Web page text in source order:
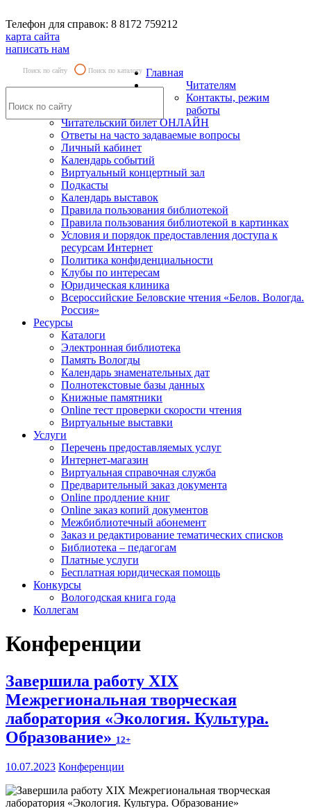
Телефон для справок: 8 8172 759212
карта сайта
написать нам
Поиск по сайту Поиск по каталогу Главная
Читателям
Контакты, режим
работы
Читательский билет ОНЛАЙН
Ответы на часто задаваемые вопросы
Личный кабинет
Календарь событий
Виртуальный концертный зал
Подкасты
Календарь выставок
Правила пользования библиотекой
Правила пользования библиотекой в картинках
Условия и порядок предоставления доступа к
ресурсам Интернет
Политика конфиденциальности
Клубы по интересам
Юридическая клиника
Всероссийские Беловские чтения «Белов. Вологда.
Россия»
Ресурсы
Каталоги
Электронная библиотека
Память Вологды
Календарь знаменательных дат
Полнотекстовые базы данных
Книжные памятники
Online тест проверки скорости чтения
Виртуальные выставки
Услуги
Перечень предоставляемых услуг
Интернет-магазин
Виртуальная справочная служба
Предварительный заказ документа
Online продление книг
Online заказ копий документов
Межбиблиотечный абонемент
Заказ и редактирование тематических списков
Библиотека – педагогам
Платные услуги
Бесплатная юридическая помощь
Конкурсы
Вологодская книга года
Коллегам
Конференции
Завершила работу XIX
Межрегиональная творческая
лаборатория «Экология. Культура.
Образование» 12+
10.07.2023 Конференции